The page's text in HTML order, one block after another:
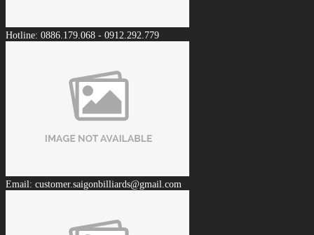
Hotline: 0886.179.068 - 0912.292.779
Email: customer.saigonbilliards@gmail.com